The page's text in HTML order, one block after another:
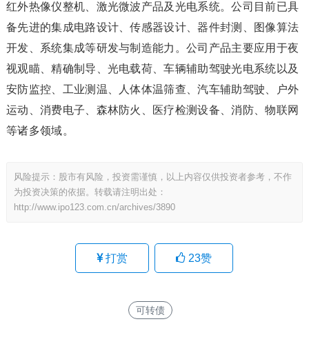
红外热像仪整机、激光微波产品及光电系统。公司目前已具
备先进的集成电路设计、传感器设计、器件封测、图像算法
开发、系统集成等研发与制造能力。公司产品主要应用于夜
视观瞄、精确制导、光电载荷、车辆辅助驾驶光电系统以及
安防监控、工业测温、人体体温筛查、汽车辅助驾驶、户外
运动、消费电子、森林防火、医疗检测设备、消防、物联网
等诸多领域。
风险提示：股市有风险，投资需谨慎，以上内容仅供投资者参考，不作
为投资决策的依据。转载请注明出处：
http://www.ipo123.com.cn/archives/3890
打赏 23赞
可转债